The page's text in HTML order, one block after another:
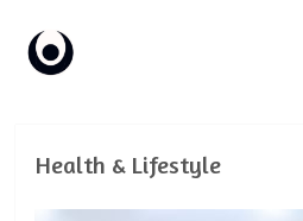
Health & Lifestyle